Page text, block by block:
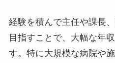
経験を積んで主任や課長
目指すことで、大幅な年
す。特に大規模な病院や